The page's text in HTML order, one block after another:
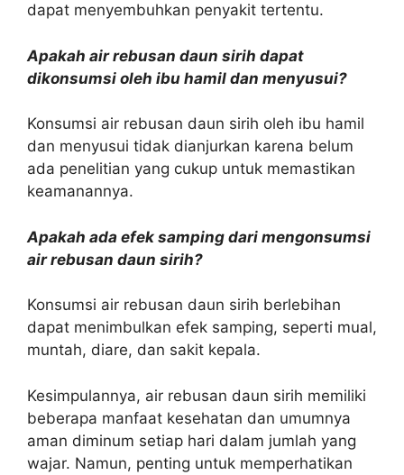
dapat menyembuhkan penyakit tertentu.
Apakah air rebusan daun sirih dapat
dikonsumsi oleh ibu hamil dan menyusui?
Konsumsi air rebusan daun sirih oleh ibu hamil
dan menyusui tidak dianjurkan karena belum
ada penelitian yang cukup untuk memastikan
keamanannya.
Apakah ada efek samping dari mengonsumsi
air rebusan daun sirih?
Konsumsi air rebusan daun sirih berlebihan
dapat menimbulkan efek samping, seperti mual,
muntah, diare, dan sakit kepala.
Kesimpulannya, air rebusan daun sirih memiliki
beberapa manfaat kesehatan dan umumnya
aman diminum setiap hari dalam jumlah yang
wajar. Namun, penting untuk memperhatikan